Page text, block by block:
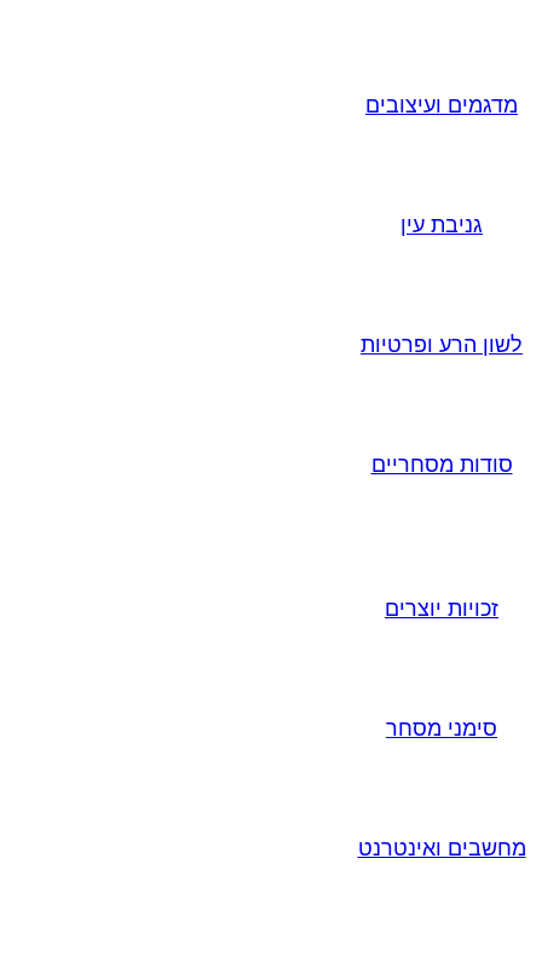
מדגמים ועיצובים
גניבת עין
לשון הרע ופרטיות
סודות מסחריים
זכויות יוצרים
סימני מסחר
מחשבים ואינטרנט